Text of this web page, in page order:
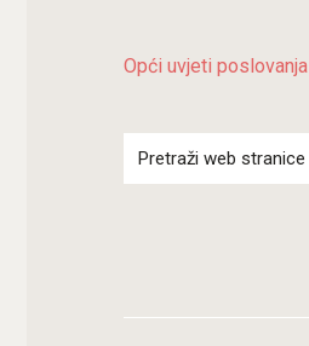
Opći uvjeti poslovanja
for: